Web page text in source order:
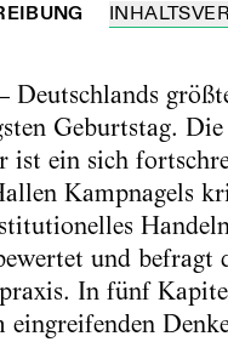
Deutschlands
Geburtstag.
ist ein sich
Kampnagels
und befragt
In fünf
eingreifenden